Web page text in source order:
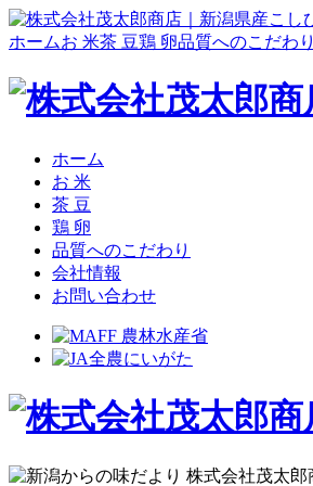
ホームお 米茶 豆鶏 卵品質へのこだわり
ホーム
お 米
茶 豆
鶏 卵
品質へのこだわり
会社情報
お問い合わせ